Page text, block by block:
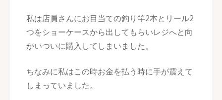
私は店員さんにお目当ての釣り竿2本とリール2
つをショーケースから出してもらいレジへと向
かいついに購入してしまいました。
ちなみに私はこの時お金を払う時に手が震えて
しまっていました。